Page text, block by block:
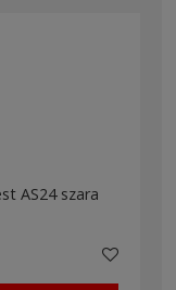
AS24 szara